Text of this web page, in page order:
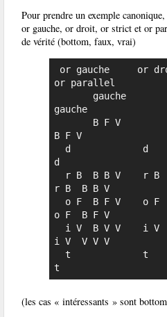
Pour prendre un exemple
or gauche, or droit, or strict et or
de vérité (bottom, faux, vrai)
or parallel
gauche
B F V
d
r B  B B V
o F  B F V
i V  V V V
t
(les cas « intéressants » sont